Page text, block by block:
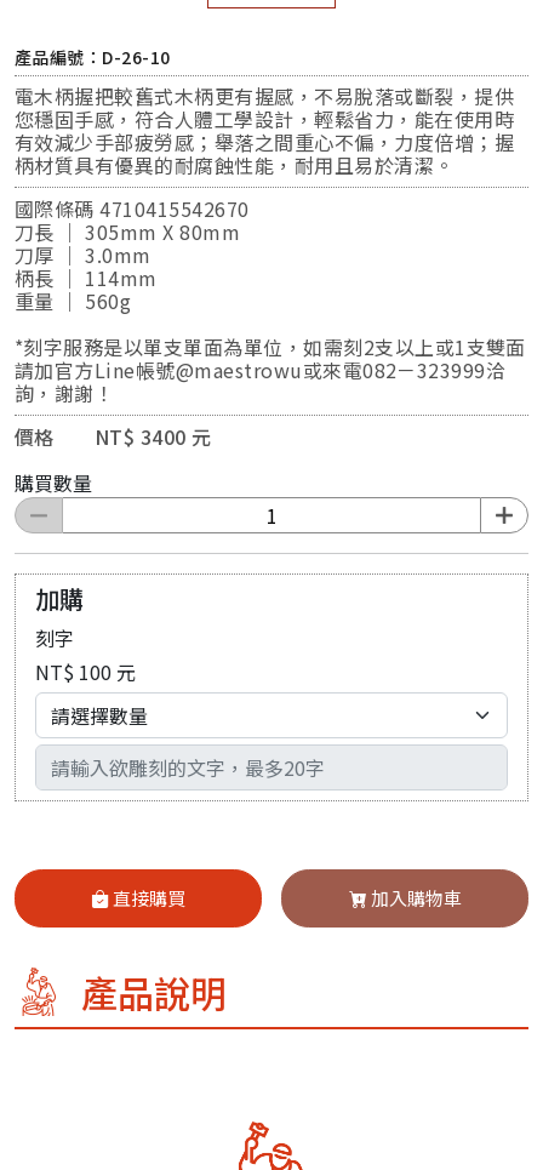
產品編號：D-26-10
電木柄握把較舊式木柄更有握感，不易脫落或斷裂，提供
您穩固手感，符合人體工學設計，輕鬆省力，能在使用時
有效減少手部疲勞感；舉落之間重心不偏，力度倍增；握
柄材質具有優異的耐腐蝕性能，耐用且易於清潔。
國際條碼 4710415542670
刀長 ｜ 305mm X 80mm
刀厚 ｜ 3.0mm
柄長 ｜ 114mm
重量 ｜ 560g
*刻字服務是以單支單面為單位，如需刻2支以上或1支雙面
請加官方Line帳號@maestrowu或來電082－323999洽
詢，謝謝！
價格 NT$ 3400 元
購買數量
加購
刻字
NT$ 100 元
輸入文字
直接購買 加入購物車
產品說明